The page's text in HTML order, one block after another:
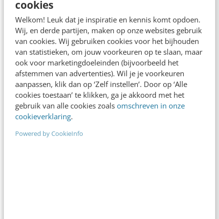
cookies
Welkom! Leuk dat je inspiratie en kennis komt opdoen.
Wij, en derde partijen, maken op onze websites gebruik
van cookies. Wij gebruiken cookies voor het bijhouden
van statistieken, om jouw voorkeuren op te slaan, maar
ook voor marketingdoeleinden (bijvoorbeeld het
afstemmen van advertenties). Wil je je voorkeuren
aanpassen, klik dan op ‘Zelf instellen’. Door op ‘Alle
cookies toestaan’ te klikken, ga je akkoord met het
gebruik van alle cookies zoals omschreven in onze
cookieverklaring.
Powered by CookieInfo
Denk je dat je positionering helder is? Doe de
managementtest
4 min· Richard Poolman
LinkedIn Ads is niet te duur, je biedt gewoon
6 min Pieter-Jan Maleux
AI-content rankt pas als je iets te zeggen
hebt